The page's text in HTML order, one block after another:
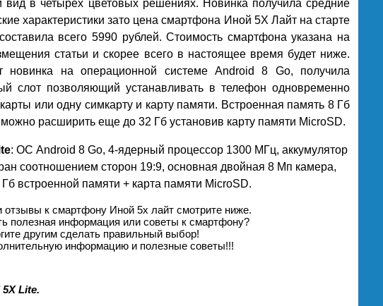
вид в четырех цветовых решениях. Новинка получила средние
характеристики зато цена смартфона Иной 5Х Лайт на старте
всего 5990 рублей. Стоимость смартфона указана на
статьи и скорее всего в настоящее время будет ниже.
новинка на операционной системе Android 8 Go, получила
слот позволяющий устанавливать в телефон одновременно
или одну симкарту и карту памяти. Встроенная память 8 Гб
расширить еще до 32 Гб установив карту памяти MicroSD.
: ОС Android 8 Go, 4-ядерный процессор 1300 МГц, аккумулятор
соотношением сторон 19:9, основная двойная 8 Мп камера,
встроенной памяти + карта памяти MicroSD.
отзывы к смартфону Иной 5х лайт смотрите ниже.
полезная информация или советы к смартфону?
другим сделать правильный выбор!
информацию и полезные советы!!!
Lite.